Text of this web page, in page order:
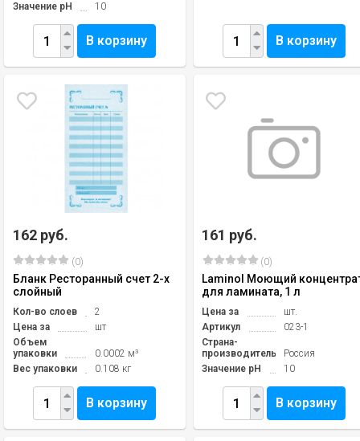
Значение pH
10
В корзину В корзину
162 руб.
(0)
Бланк Ресторанный счет 2-х
слойный
Кол-во слоев
2
Цена за
шт
Объем
упаковки
0.0002 м³
Вес упаковки
0.108 кг
В корзину
161 руб.
(0)
Laminol Моющий
для ламината, 1 л
Цена за
шт.
Артикул
023-1
Страна-
производитель
Россия
Значение pH
10
В корзину